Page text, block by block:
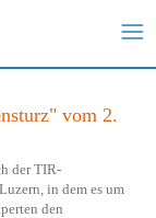
vom 2.
der TIR-
in dem es um
den